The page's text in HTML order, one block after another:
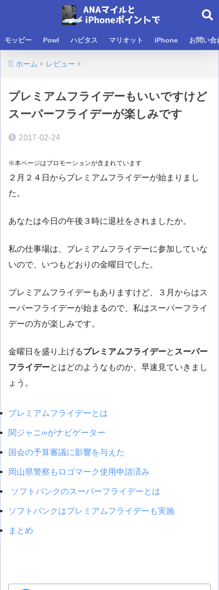
モッピー Powl ハピタス マリオット iPhone お問い合
ホーム レビュー
プレミアムフライデーもいいですけど
スーパーフライデーが楽しみです
2017-02-24
※本ページはプロモーションが含まれています
２月２４日からプレミアムフライデーが始まりまし
た。
あなたは今日の午後３時に退社をされましたか。
私の仕事場は、プレミアムフライデーに参加していな
いので、いつもどおりの金曜日でした。
プレミアムフライデーもありますけど、３月からはス
ーパーフライデーが始まるので、私はスーパーフライ
デーの方が楽しみです。
金曜日を盛り上げるプレミアムフライデーと スーパー
フライデーとはどのようなものか、早速見ていきまし
ょう。
プレミアムフライデーとは
関ジャニ∞がナビゲーター
国会の予算審議に影響を与えた
岡山県警察もロゴマーク使用申請済み
ソフトバンクのスーパーフライデーとは
ソフトバンクはプレミアムフライデーも実施
まとめ